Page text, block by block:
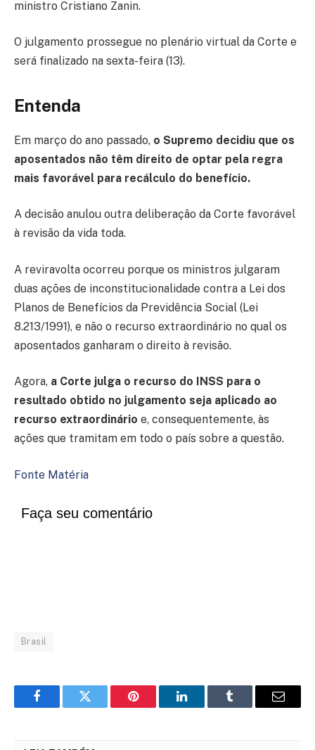
ministro Cristiano Zanin.
O julgamento prossegue no plenário virtual da Corte e
será finalizado na sexta-feira (13).
Entenda
Em março do ano passado, o Supremo decidiu que os
aposentados não têm direito de optar pela regra
mais favorável para recálculo do benefício.
A decisão anulou outra deliberação da Corte favorável
à revisão da vida toda.
A reviravolta ocorreu porque os ministros julgaram
duas ações de inconstitucionalidade contra a Lei dos
Planos de Benefícios da Previdência Social (Lei
8.213/1991), e não o recurso extraordinário no qual os
aposentados ganharam o direito à revisão.
Agora, a Corte julga o recurso do INSS para o
resultado obtido no julgamento seja aplicado ao
recurso extraordinário e, consequentemente, às
ações que tramitam em todo o país sobre a questão.
Fonte Matéria
Faça seu comentário
Brasil
FacebookTwitter Pinterest LinkedInTumblr Email